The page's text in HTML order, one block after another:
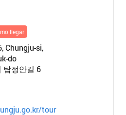
llegar
Chungju-si,
do
탑정안길 6
tour